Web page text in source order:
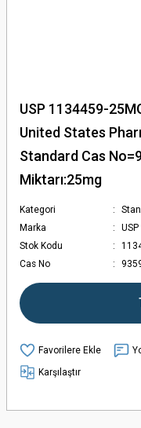
USP 1134459-
United States
Standard Cas
Miktarı:25mg
Kategori
Marka
USP
Stok Kodu
Cas No
Karşılaştır